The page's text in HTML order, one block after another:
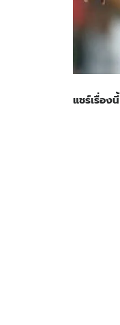
แชร์เรื่องนี้